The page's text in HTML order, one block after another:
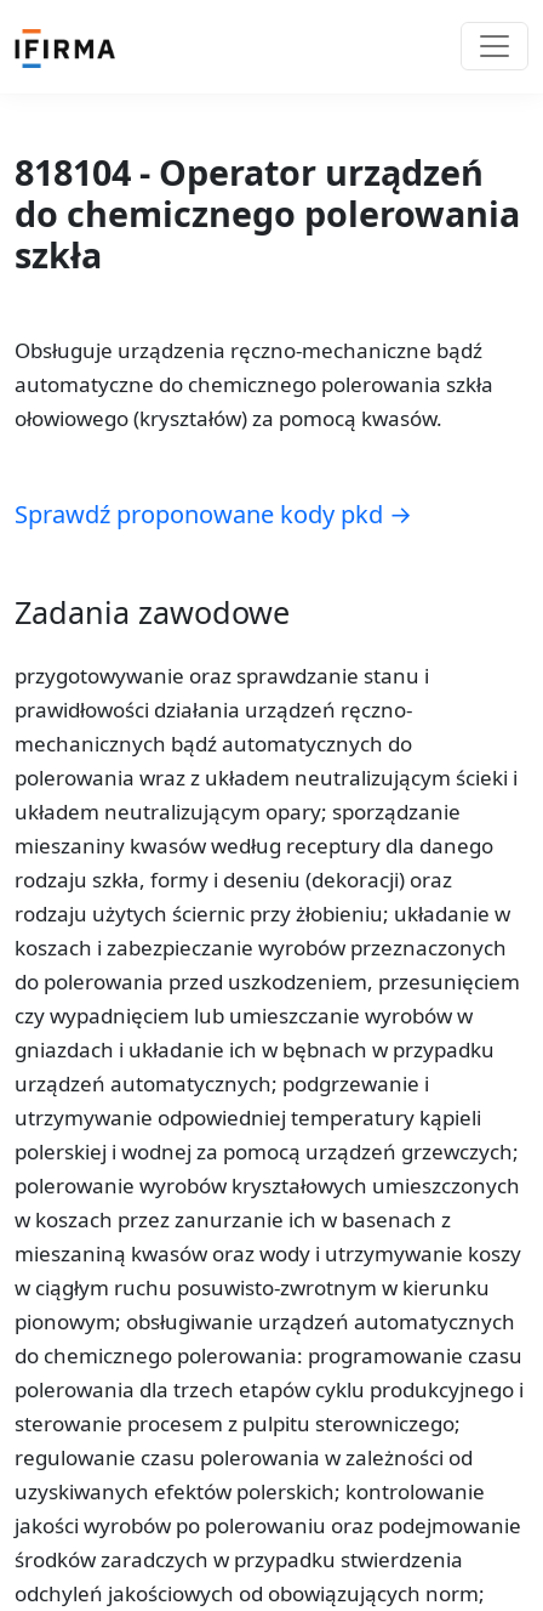
818104 - Operator urządzeń
do chemicznego polerowania
szkła
Obsługuje urządzenia ręczno-mechaniczne bądź
automatyczne do chemicznego polerowania szkła
ołowiowego (kryształów) za pomocą kwasów.
Sprawdź proponowane kody pkd →
Zadania zawodowe
przygotowywanie oraz sprawdzanie stanu i
prawidłowości działania urządzeń ręczno-
mechanicznych bądź automatycznych do
polerowania wraz z układem neutralizującym ścieki i
układem neutralizującym opary; sporządzanie
mieszaniny kwasów według receptury dla danego
rodzaju szkła, formy i deseniu (dekoracji) oraz
rodzaju użytych ściernic przy żłobieniu; układanie w
koszach i zabezpieczanie wyrobów przeznaczonych
do polerowania przed uszkodzeniem, przesunięciem
czy wypadnięciem lub umieszczanie wyrobów w
gniazdach i układanie ich w bębnach w przypadku
urządzeń automatycznych; podgrzewanie i
utrzymywanie odpowiedniej temperatury kąpieli
polerskiej i wodnej za pomocą urządzeń grzewczych;
polerowanie wyrobów kryształowych umieszczonych
w koszach przez zanurzanie ich w basenach z
mieszaniną kwasów oraz wody i utrzymywanie koszy
w ciągłym ruchu posuwisto-zwrotnym w kierunku
pionowym; obsługiwanie urządzeń automatycznych
do chemicznego polerowania: programowanie czasu
polerowania dla trzech etapów cyklu produkcyjnego i
sterowanie procesem z pulpitu sterowniczego;
regulowanie czasu polerowania w zależności od
uzyskiwanych efektów polerskich; kontrolowanie
jakości wyrobów po polerowaniu oraz podejmowanie
środków zaradczych w przypadku stwierdzenia
odchyleń jakościowych od obowiązujących norm;